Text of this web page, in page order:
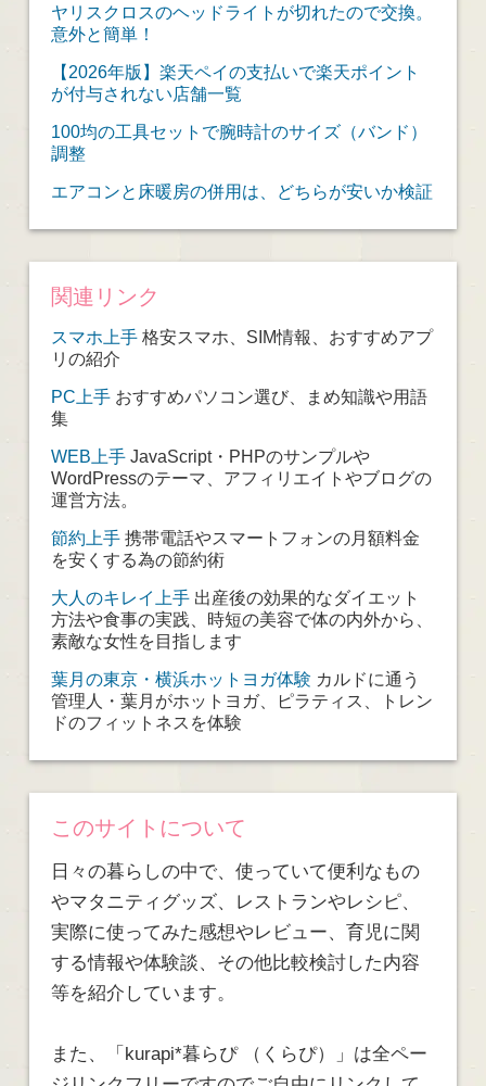
ヤリスクロスのヘッドライトが切れたので交換。
意外と簡単！
【2026年版】楽天ペイの支払いで楽天ポイント
が付与されない店舗一覧
100均の工具セットで腕時計のサイズ（バンド）
調整
エアコンと床暖房の併用は、どちらが安いか検証
関連リンク
スマホ上手格安スマホ、SIM情報、おすすめアプ
リの紹介
PC上手おすすめパソコン選び、まめ知識や用語
集
WEB上手JavaScript・PHPのサンプルや
WordPressのテーマ、アフィリエイトやブログの
運営方法。
節約上手携帯電話やスマートフォンの月額料金
を安くする為の節約術
大人のキレイ上手出産後の効果的なダイエット
方法や食事の実践、時短の美容で体の内外から、
素敵な女性を目指します
葉月の東京・横浜ホットヨガ体験 カルドに通う
管理人・葉月がホットヨガ、ピラティス、トレン
ドのフィットネスを体験
このサイトについて
日々の暮らしの中で、使っていて便利なもの
やマタニティグッズ、レストランやレシピ、
実際に使ってみた感想やレビュー、育児に関
する情報や体験談、その他比較検討した内容
等を紹介しています。
また、「kurapi*暮らぴ （くらぴ）」は全ペー